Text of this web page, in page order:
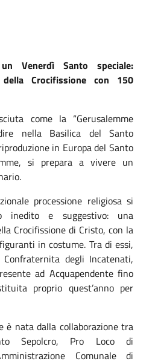
Venerdì Santo speciale:
della Crocifissione con 150
come la “Gerusalemme
nella Basilica del Santo
in Europa del Santo
si prepara a vivere un
processione religiosa si
inedito e suggestivo: una
Crocifissione di Cristo, con la
in costume. Tra di essi,
degli Incatenati,
ad Acquapendente fino
proprio quest’anno per
è nata dalla collaborazione tra
Sepolcro, Pro Loco di
Comunale di